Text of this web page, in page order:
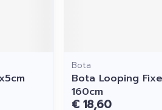
Bota
Bota Looping
160cm
€ 18,60